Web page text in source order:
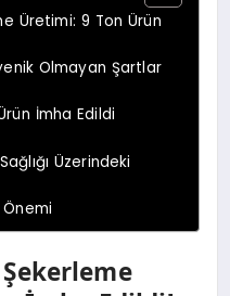
Üretimi: 9 Ton Ürün
Olmayan Şartlar
İmha Edildi
Üzerindeki